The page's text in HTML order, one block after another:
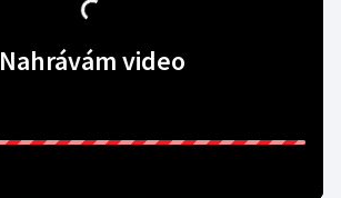
Nahrávám video